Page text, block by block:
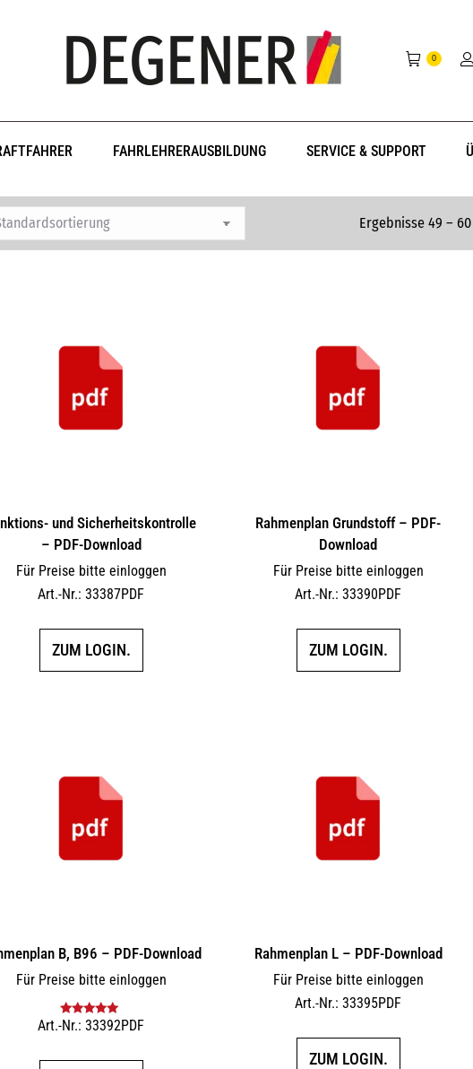
0
FAHRLEHRERAUSBILDUNG SERVICE & SUPPORT
Ergebnisse 49 –
und Sicherheitskontrolle
– PDF-Download
Für Preise bitte einloggen
Art.-Nr.: 33387PDF
ZUM LOGIN.
Rahmenplan Grundstoff – PDF-
Download
Für Preise bitte einloggen
Art.-Nr.: 33390PDF
ZUM LOGIN.
B, B96 – PDF-Download
Für Preise bitte einloggen
Bewertet mit
Art.-Nr.: 33392PDF
Rahmenplan L – PDF-Download
Für Preise bitte einloggen
Art.-Nr.: 33395PDF
ZUM LOGIN.